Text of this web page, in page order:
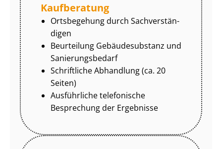
Kaufberatung
Ortsbegehung durch Sach­ver­stän­
di­gen
Beurteilung Gebäudesubstanz und
Sa­nie­rungs­be­darf
Schriftliche Abhandlung (ca. 20
Seiten)
Ausführliche telefonische
Besprechung der Ergebnisse